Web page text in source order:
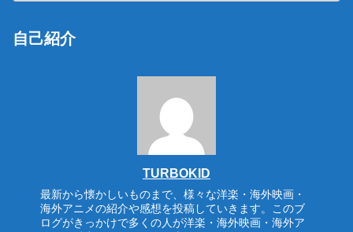
自己紹介
TURBOKID
最新から懐かしいものまで、様々な洋楽・海外映画・
海外アニメの紹介や感想を投稿していきます。このブ
ログがきっかけで多くの人が洋楽・海外映画・海外ア